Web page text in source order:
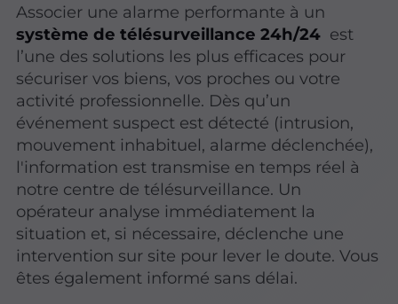
Associer une alarme performante à un
système de télésurveillance 24h/24 est
l’une des solutions les plus efficaces pour
sécuriser vos biens, vos proches ou votre
activité professionnelle. Dès qu’un
événement suspect est détecté (intrusion,
mouvement inhabituel, alarme déclenchée),
l'information est transmise en temps réel à
notre centre de télésurveillance. Un
opérateur analyse immédiatement la
situation et, si nécessaire, déclenche une
intervention sur site pour lever le doute. Vous
êtes également informé sans délai.